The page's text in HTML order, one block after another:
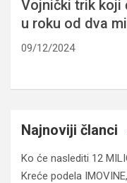
Vojnički trik koji
u roku od dva
09/12/2024
Najnoviji članci
Ko će naslediti 12
Kreće podela